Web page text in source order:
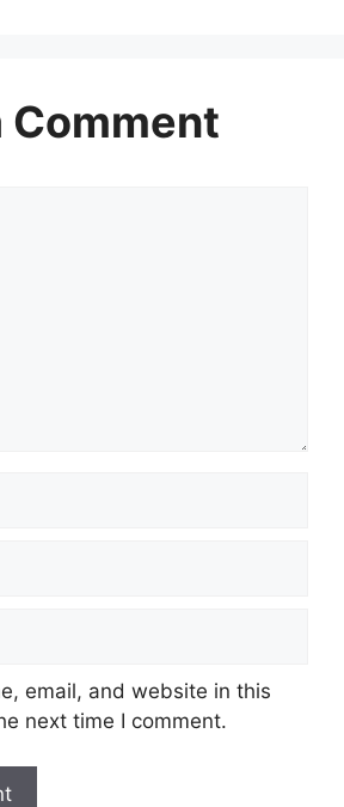
Comment
email, and website in this
next time I comment.